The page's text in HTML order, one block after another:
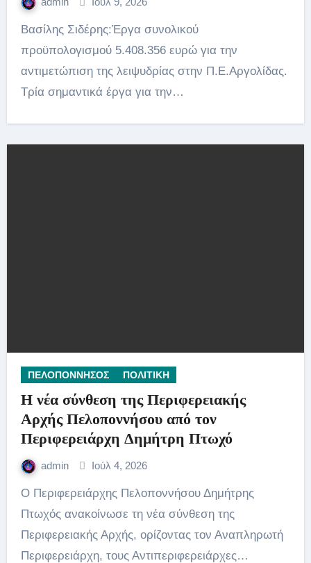
Βασίλης Σιδέρης:Έργα συνολικού
προϋπολογισμού 5.408.356 ευρώ για την
αντιμετώπιση της λειψυδρίας στην Π.Ε.Αργολίδας.
Τρία σημαντικά έργα για την…
ΠΕΛΟΠΟΝΝΗΣΟΣ ΠΟΛΙΤΙΚΗ
Η νέα σύνθεση της Περιφερειακής
Αρχής Πελοποννήσου από τον
Περιφερειάρχη Δημήτρη Πτωχό
admin Ιούλ 4, 2026
Ο Περιφερειάρχης Πελοποννήσου Δημήτρης
Πτωχός ανακοίνωσε τη νέα σύνθεση της
Περιφερειακής Αρχής, ορίζοντας τον Αναπληρωτή
Περιφερειάρχη, τους Αντιπεριφερειάρχες…